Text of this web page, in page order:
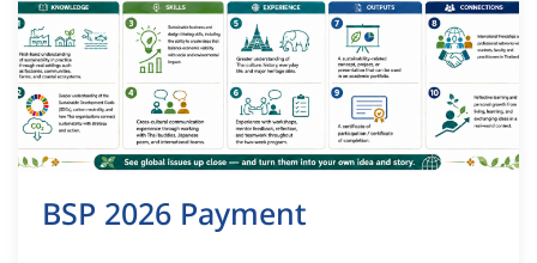
BSP 2026 Payment